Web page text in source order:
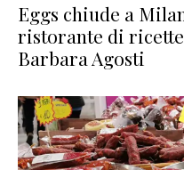
Eggs chiude a
ristorante di ricette
Barbara Agosti